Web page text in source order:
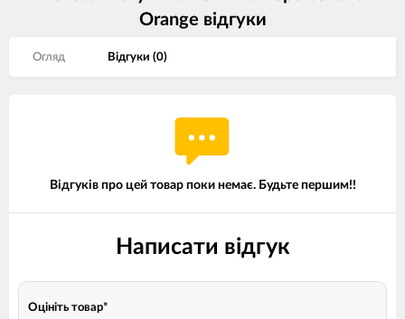
Orange вiдгуки
Огляд Вiдгуки (0)
Відгуків про цей товар поки немає. Будьте першим!!
Написати відгук
Оцініть товар*